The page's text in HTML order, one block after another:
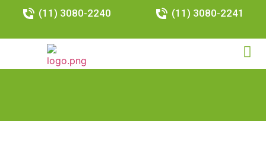
(11) 3080-2240 (11) 3080-2241